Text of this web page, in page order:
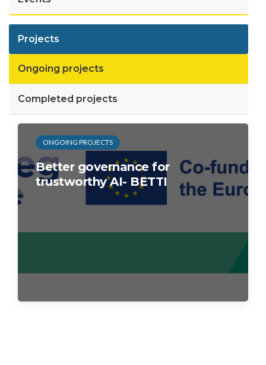
Projects
Ongoing projects
Completed projects
ONGOING PROJECTS
Better governance for
trustworthy AI- BETTI